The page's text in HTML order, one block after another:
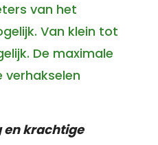
van het
Van klein tot
De maximale
en krachtige